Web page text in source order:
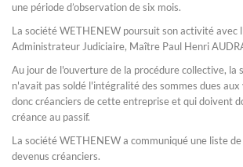
une période d’observation de six mois.
La société WETHENEW poursuit son activité avec
Administrateur Judiciaire, Maître Paul Henri
Au jour de l'ouverture de la procédure collective, la
n'avait pas soldé l'intégralité des sommes dues
donc créanciers de cette entreprise et qui doivent
créance au passif.
La société WETHENEW a communiqué une liste
devenus créanciers.